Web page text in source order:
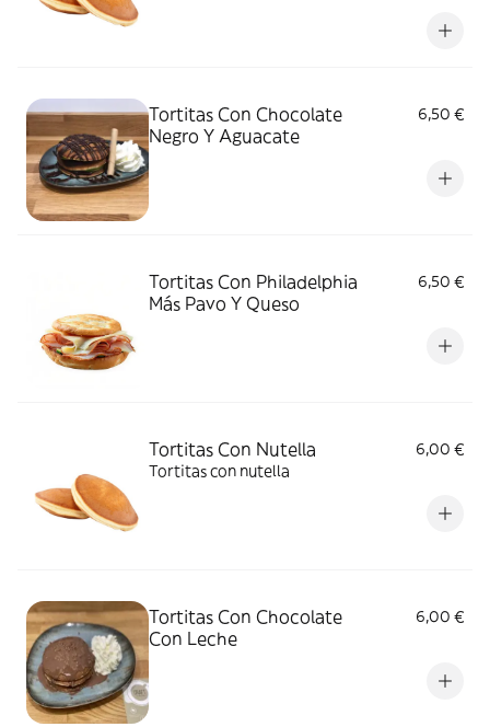
Tortitas Con Chocolate
Negro Y Aguacate
6,50 €
Tortitas Con Philadelphia
Más Pavo Y Queso
6,50 €
Tortitas Con Nutella
6,00 €
Tortitas con nutella
Tortitas Con Chocolate
Con Leche
6,00 €